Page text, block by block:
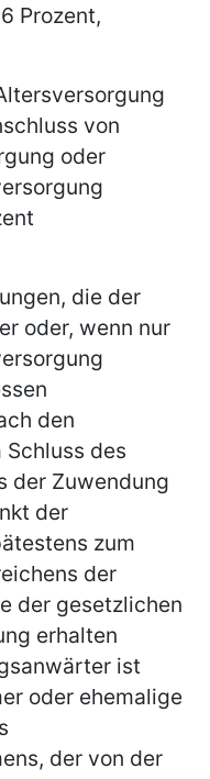
Prozent,
von
oder
die der
oder, wenn nur
den
Schluss des
der Zuwendung
der
zum
der
der gesetzlichen
erhalten
ist
oder ehemalige
der von der